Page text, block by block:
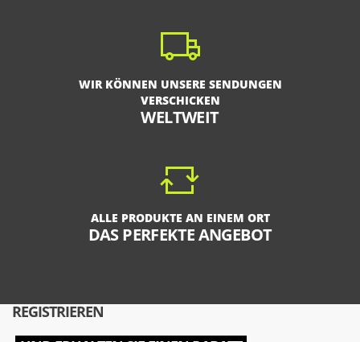
WIR KÖNNEN UNSERE SENDUNGEN
VERSCHICKEN
WELTWEIT
ALLE PRODUKTE AN EINEM ORT
DAS PERFEKTE ANGEBOT
REGISTRIEREN